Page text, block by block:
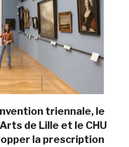
triennale, le
de Lille et le CHU
la prescription